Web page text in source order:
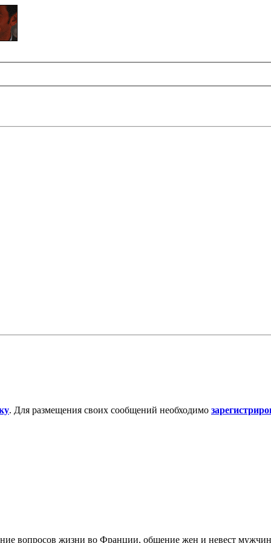
. Для размещения своих сообщений необходимо
вопросов жизни во Франции, общение жен и невест